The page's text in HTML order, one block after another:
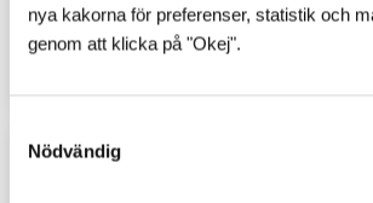
nya kakorna för preferenser, statistik och
genom att klicka på "Okej".
Nödvändig